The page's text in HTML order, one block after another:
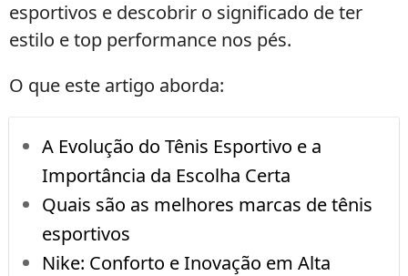
esportivos e descobrir o significado de ter
estilo e top performance nos pés.
O que este artigo aborda:
A Evolução do Tênis Esportivo e a
Importância da Escolha Certa
Quais são as melhores marcas de tênis
esportivos
Nike: Conforto e Inovação em Alta